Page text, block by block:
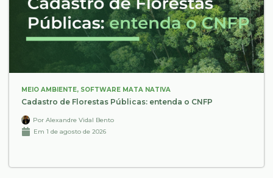
MEIO AMBIENTE, SOFTWARE MATA NATIVA
Cadastro de Florestas Públicas: entenda o CNFP
Por Alexandre Vidal Bento
Em 1 de agosto de 2026